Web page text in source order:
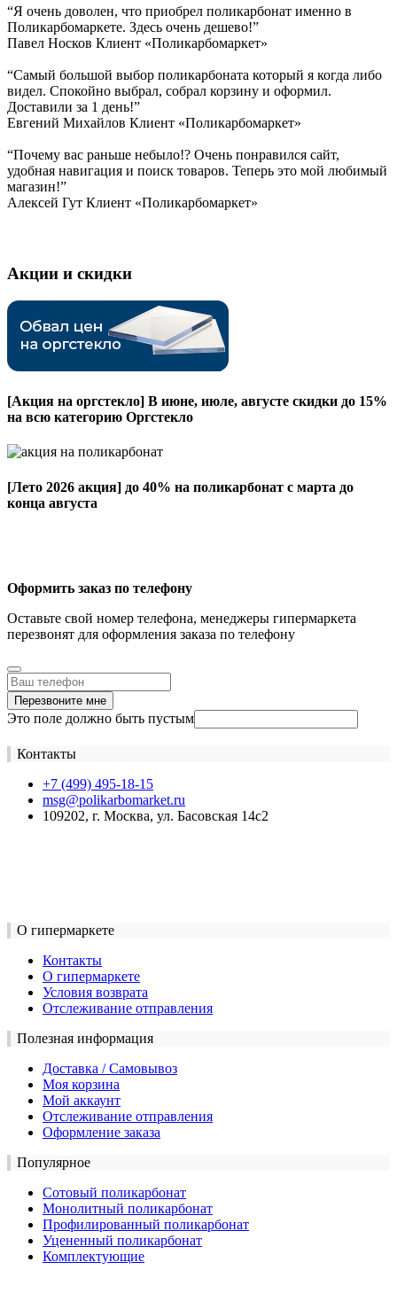
“Я очень доволен, что приобрел поликарбонат именно в
Поликарбомаркете. Здесь очень дешево!”
Павел Носков Клиент «Поликарбомаркет»
“Самый большой выбор поликарбоната который я когда либо
видел. Спокойно выбрал, собрал корзину и оформил.
Доставили за 1 день!”
Евгений Михайлов Клиент «Поликарбомаркет»
“Почему вас раньше небыло!? Очень понравился сайт,
удобная навигация и поиск товаров. Теперь это мой любимый
магазин!”
Алексей Гут Клиент «Поликарбомаркет»
Акции и скидки
[Акция на оргстекло] В июне, июле, августе скидки до 15%
на всю категорию Оргстекло
[Лето 2026 акция] до 40% на поликарбонат с марта до
конца августа
Оформить заказ по телефону
Оставьте свой номер телефона, менеджеры гипермаркета
перезвонят для оформления заказа по телефону
Перезвоните мне
Это поле должно быть пустым
Контакты
+7 (499) 495-18-15
msg@polikarbomarket.ru
109202, г. Москва, ул. Басовская 14с2
О гипермаркете
Контакты
О гипермаркете
Условия возврата
Отслеживание отправления
Полезная информация
Доставка / Самовывоз
Моя корзина
Мой аккаунт
Отслеживание отправления
Оформление заказа
Популярное
Сотовый поликарбонат
Монолитный поликарбонат
Профилированный поликарбонат
Уцененный поликарбонат
Комплектующие